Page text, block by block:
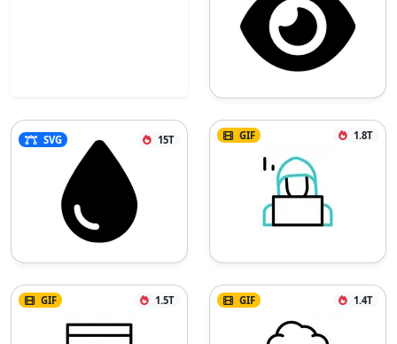
SVG 15T GIF 1.8T
GIF 1.5T GIF 1.4T